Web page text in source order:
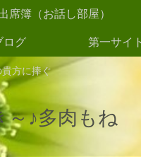
方に捧ぐ
～♪多肉もね
席簿（お話し部屋）
ログ 第一サイト